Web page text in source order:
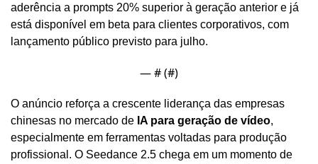
aderência a prompts 20% superior à geração anterior e já
está disponível em beta para clientes corporativos, com
lançamento público previsto para julho.
— # (#)
O anúncio reforça a crescente liderança das empresas
chinesas no mercado de IA para geração de vídeo,
especialmente em ferramentas voltadas para produção
profissional. O Seedance 2.5 chega em um momento de